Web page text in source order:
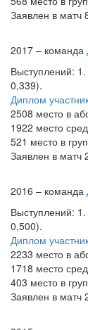
Заявлен в матч
2017 – команда
Выступлений:
0,339).
Диплом
2508 место в
1922 место
521 место в
Заявлен в матч
2016 – команда
Выступлений:
0,500).
Диплом
2233 место в
1718 место
403 место в
Заявлен в матч